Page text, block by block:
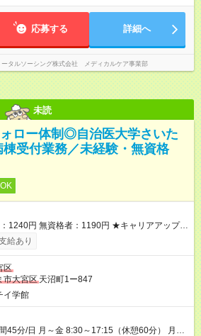
応募する 詳細へ
ータルソーシング株式会社 メディカルケア事業部
未読
ロー体制◎自治医大学さいた
棟受付業務／未経験・無資格
無資格者：1190円 ★キャリアアップ制
アップします！ 【試用期間】試用期間
長さ：3ヶ月 雇用形態、給与は本採用時と同じ
給あり
区
市大宮区 天沼町1ー847
イ学館
分/日 月～金 8:30～17:15（休憩60分） 月8